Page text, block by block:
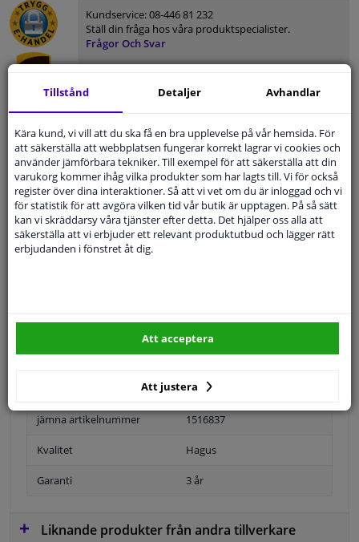
Kundservice:08-446 81 232
Ställ din fråga hos våra produktspecialister.
Frågor Och Svar
Modellmatchande garanti, Hitta rätt bildelar.
Fyll i ditt registreringsnummerellerVälj din bil.
SÖK
Specifikationer
Ytter-/Innerspegel Uppvärmbar
Bulb-formad
jämna artikelnummer 1516837
Kvalitet Hagus
Garanti 3 år
Liknande produkter från andra tillverkare
Tillstånd Detaljer Avhandlar
Kära kund, vi vill att du ska få en bra upplevelse på vår hemsida. För
att säkerställa att webbplatsen fungerar korrekt lagrar vi cookies och
använder jämförbara tekniker. Till exempel för att säkerställa att din
varukorg kommer ihåg vilka produkter som har lagts till. Vi för också
register över dina interaktioner. Så att vi vet om du är inloggad och vi
för statistik för att avgöra vilken tid vår butik är upptagen. På så sätt
kan vi skräddarsy våra tjänster efter detta. Det hjälper oss alla att
säkerställa att vi erbjuder ett relevant produktutbud och lägger rätt
erbjudanden i fönstret åt dig.
Att justera
Att acceptera